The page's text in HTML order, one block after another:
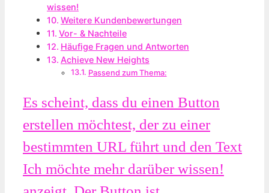
wissen!
Weitere Kundenbewertungen
Vor- & Nachteile
Häufige Fragen und Antworten
Achieve New Heights
Passend zum Thema:
Es scheint, dass du einen Button
erstellen möchtest, der zu einer
bestimmten URL führt und den Text
Ich möchte mehr darüber wissen!